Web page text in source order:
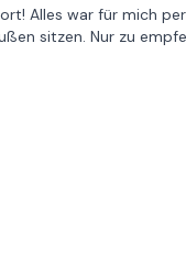
Alles war für mich
sitzen. Nur zu